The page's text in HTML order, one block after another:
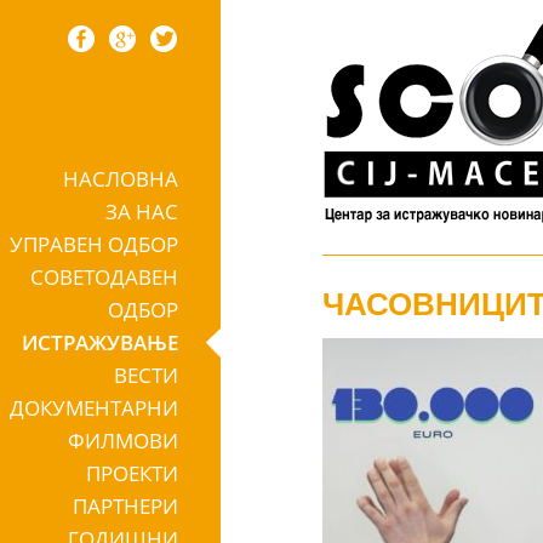
Skip to contentНАСЛОВНА
ЗА НАС
УПРАВЕН ОДБОР
СОВЕТОДАВЕН
ОДБОР
ИСТРАЖУВАЊЕ
ВЕСТИ
ДОКУМЕНТАРНИ
ФИЛМОВИ
ПРОЕКТИ
ПАРТНЕРИ